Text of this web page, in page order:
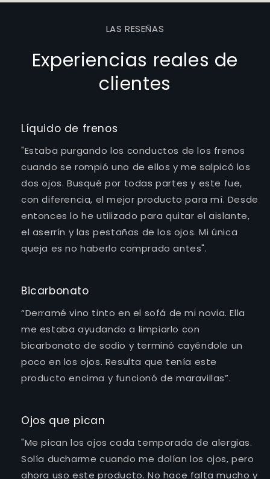
LAS RESEÑAS
Experiencias reales de
clientes
Líquido de frenos
"Estaba purgando los conductos de los frenos
cuando se rompió uno de ellos y me salpicó los
dos ojos. Busqué por todas partes y este fue,
con diferencia, el mejor producto para mí. Desde
entonces lo he utilizado para quitar el aislante,
el aserrín y las pestañas de los ojos. Mi única
queja es no haberlo comprado antes".
Bicarbonato
“Derramé vino tinto en el sofá de mi novia. Ella
me estaba ayudando a limpiarlo con
bicarbonato de sodio y terminó cayéndole un
poco en los ojos. Resulta que tenía este
producto encima y funcionó de maravillas”.
Ojos que pican
"Me pican los ojos cada temporada de alergias.
Solía ​​ducharme cuando me dolían los ojos, pero
ahora uso este producto. No hace falta mucho y